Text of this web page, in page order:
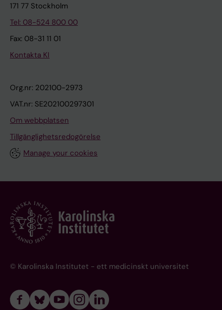
171 77 Stockholm
Tel: 08-524 800 00
Fax: 08-31 11 01
Kontakta KI
Org.nr: 202100-2973
VAT.nr: SE202100297301
Om webbplatsen
Tillgänglighetsredogörelse
Manage your cookies
© Karolinska Institutet - ett medicinskt universitet